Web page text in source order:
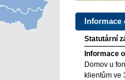
Statutární
Informace
Domov u
klientům ve